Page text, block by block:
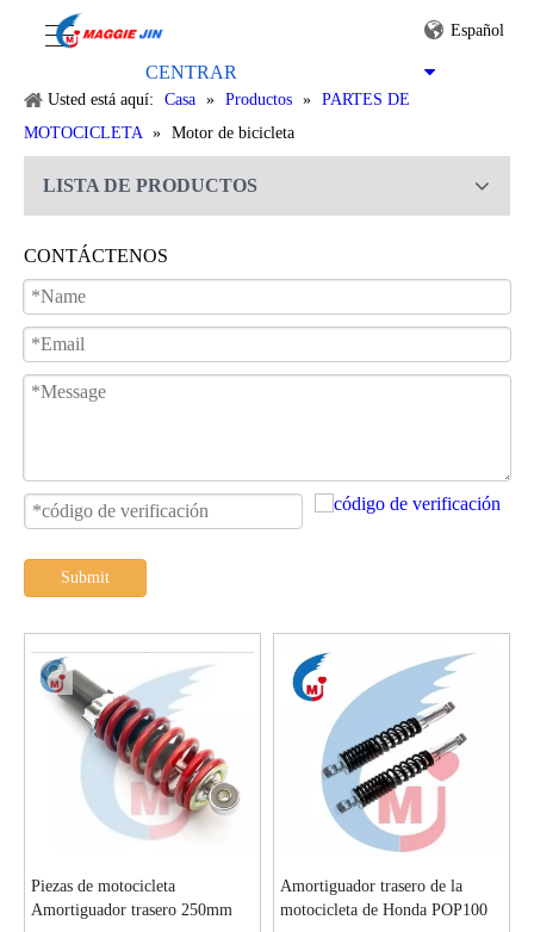
Español
CENTRAR
Usted está aquí: Casa » Productos » PARTES DE
MOTOCICLETA » Motor de bicicleta
LISTA DE PRODUCTOS
CONTÁCTENOS
Submit
Piezas de motocicleta
Amortiguador trasero 250mm
Amortiguador trasero de la
motocicleta de Honda POP100